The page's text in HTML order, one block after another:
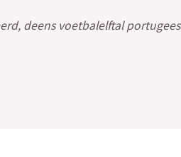
deens voetbalelftal